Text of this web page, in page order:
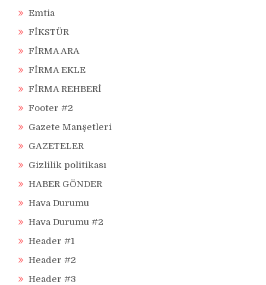
Emtia
FİKSTÜR
FİRMA ARA
FİRMA EKLE
FİRMA REHBERİ
Footer #2
Gazete Manşetleri
GAZETELER
Gizlilik politikası
HABER GÖNDER
Hava Durumu
Hava Durumu #2
Header #1
Header #2
Header #3